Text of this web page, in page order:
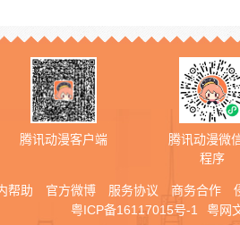
腾讯动漫客户端
腾讯动漫微
程序
帮助 官方微博 服务协议 商务合作
粤ICP备16117015号-1
粤网